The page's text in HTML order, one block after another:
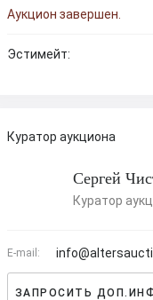
Аукцион завершен.
Эстимейт:
Куратор аукциона
Сергей
Куратор
E-mail:
ЗАПРОСИТЬ